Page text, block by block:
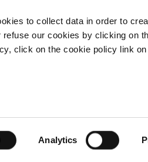
to collect data in order to
our cookies by clicking on
click on the cookie policy link
Analytics